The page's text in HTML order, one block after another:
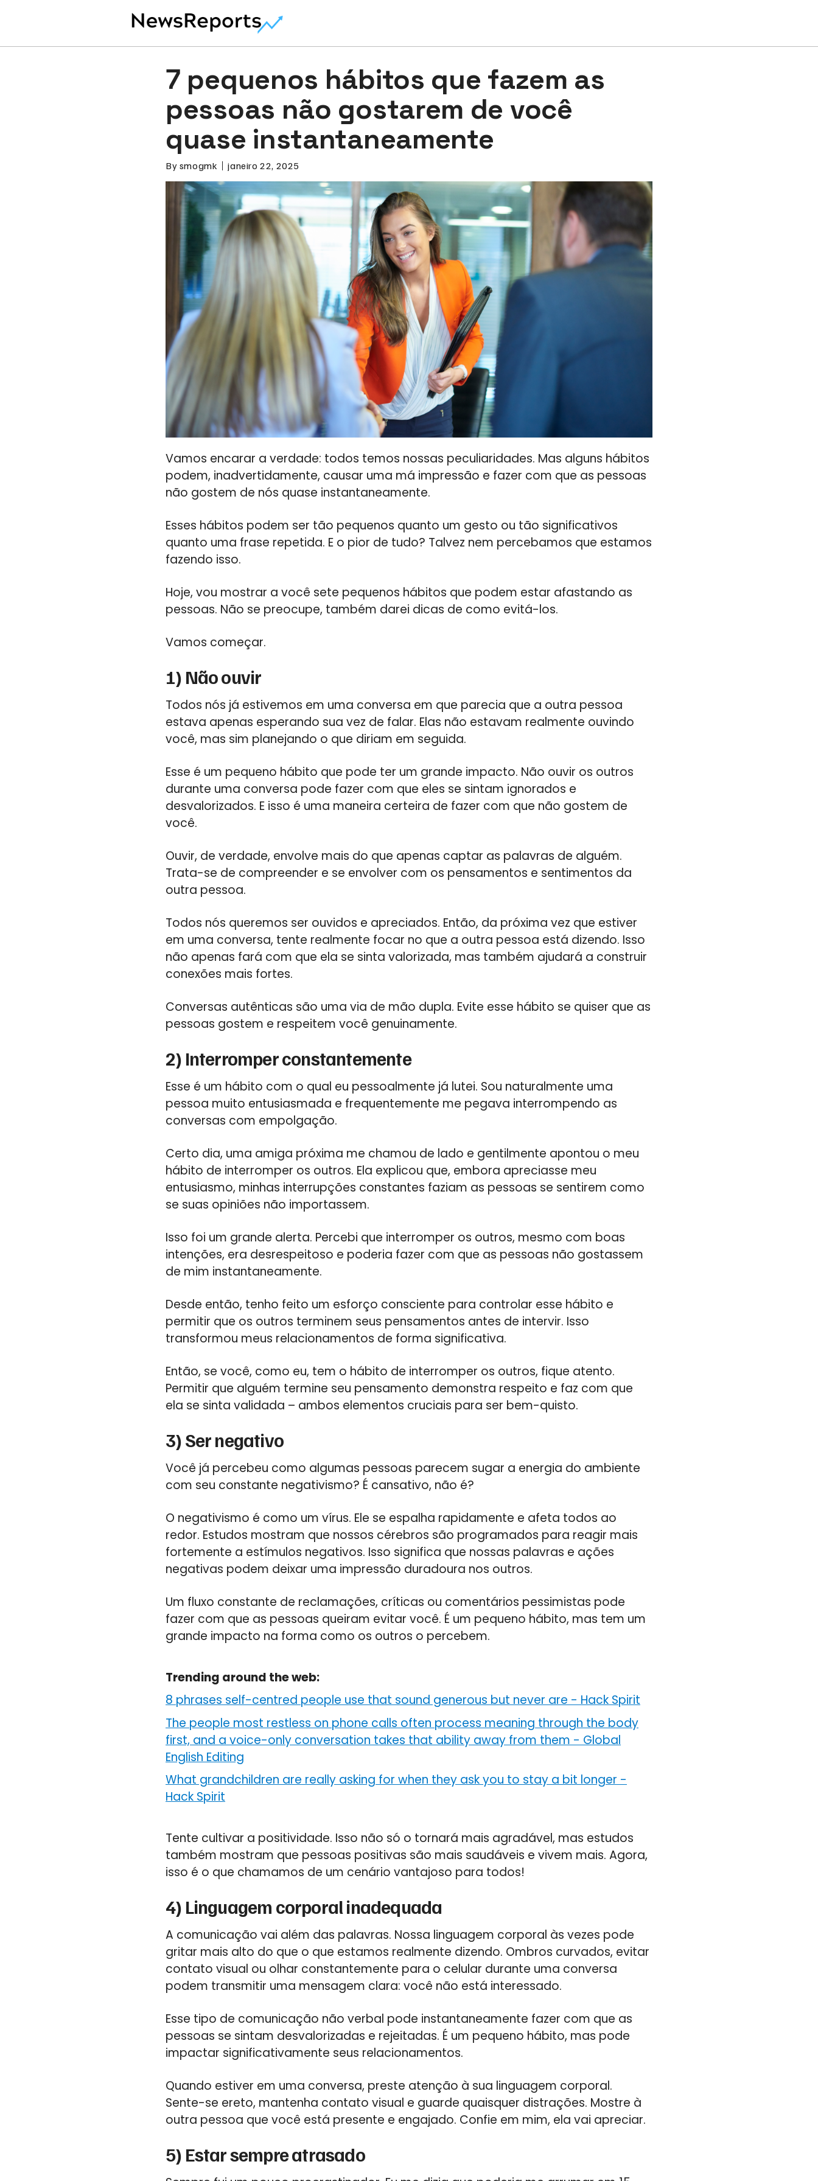
7 pequenos hábitos que fazem as
pessoas não gostarem de você
quase instantaneamente
By smogmk janeiro 22, 2025
Vamos encarar a verdade: todos temos nossas peculiaridades. Mas alguns hábitos
podem, inadvertidamente, causar uma má impressão e fazer com que as pessoas
não gostem de nós quase instantaneamente.
Esses hábitos podem ser tão pequenos quanto um gesto ou tão significativos
quanto uma frase repetida. E o pior de tudo? Talvez nem percebamos que estamos
fazendo isso.
Hoje, vou mostrar a você sete pequenos hábitos que podem estar afastando as
pessoas. Não se preocupe, também darei dicas de como evitá-los.
Vamos começar.
1) Não ouvir
Todos nós já estivemos em uma conversa em que parecia que a outra pessoa
estava apenas esperando sua vez de falar. Elas não estavam realmente ouvindo
você, mas sim planejando o que diriam em seguida.
Esse é um pequeno hábito que pode ter um grande impacto. Não ouvir os outros
durante uma conversa pode fazer com que eles se sintam ignorados e
desvalorizados. E isso é uma maneira certeira de fazer com que não gostem de
você.
Ouvir, de verdade, envolve mais do que apenas captar as palavras de alguém.
Trata-se de compreender e se envolver com os pensamentos e sentimentos da
outra pessoa.
Todos nós queremos ser ouvidos e apreciados. Então, da próxima vez que estiver
em uma conversa, tente realmente focar no que a outra pessoa está dizendo. Isso
não apenas fará com que ela se sinta valorizada, mas também ajudará a construir
conexões mais fortes.
Conversas autênticas são uma via de mão dupla. Evite esse hábito se quiser que as
pessoas gostem e respeitem você genuinamente.
2) Interromper constantemente
Esse é um hábito com o qual eu pessoalmente já lutei. Sou naturalmente uma
pessoa muito entusiasmada e frequentemente me pegava interrompendo as
conversas com empolgação.
Certo dia, uma amiga próxima me chamou de lado e gentilmente apontou o meu
hábito de interromper os outros. Ela explicou que, embora apreciasse meu
entusiasmo, minhas interrupções constantes faziam as pessoas se sentirem como
se suas opiniões não importassem.
Isso foi um grande alerta. Percebi que interromper os outros, mesmo com boas
intenções, era desrespeitoso e poderia fazer com que as pessoas não gostassem
de mim instantaneamente.
Desde então, tenho feito um esforço consciente para controlar esse hábito e
permitir que os outros terminem seus pensamentos antes de intervir. Isso
transformou meus relacionamentos de forma significativa.
Então, se você, como eu, tem o hábito de interromper os outros, fique atento.
Permitir que alguém termine seu pensamento demonstra respeito e faz com que
ela se sinta validada – ambos elementos cruciais para ser bem-quisto.
3) Ser negativo
Você já percebeu como algumas pessoas parecem sugar a energia do ambiente
com seu constante negativismo? É cansativo, não é?
O negativismo é como um vírus. Ele se espalha rapidamente e afeta todos ao
redor. Estudos mostram que nossos cérebros são programados para reagir mais
fortemente a estímulos negativos. Isso significa que nossas palavras e ações
negativas podem deixar uma impressão duradoura nos outros.
Um fluxo constante de reclamações, críticas ou comentários pessimistas pode
fazer com que as pessoas queiram evitar você. É um pequeno hábito, mas tem um
grande impacto na forma como os outros o percebem.
Trending around the web:
8 phrases self-centred people use that sound generous but never are - Hack Spirit
The people most restless on phone calls often process meaning through the body
first, and a voice-only conversation takes that ability away from them - Global
English Editing
What grandchildren are really asking for when they ask you to stay a bit longer -
Hack Spirit
Tente cultivar a positividade. Isso não só o tornará mais agradável, mas estudos
também mostram que pessoas positivas são mais saudáveis e vivem mais. Agora,
isso é o que chamamos de um cenário vantajoso para todos!
4) Linguagem corporal inadequada
A comunicação vai além das palavras. Nossa linguagem corporal às vezes pode
gritar mais alto do que o que estamos realmente dizendo. Ombros curvados, evitar
contato visual ou olhar constantemente para o celular durante uma conversa
podem transmitir uma mensagem clara: você não está interessado.
Esse tipo de comunicação não verbal pode instantaneamente fazer com que as
pessoas se sintam desvalorizadas e rejeitadas. É um pequeno hábito, mas pode
impactar significativamente seus relacionamentos.
Quando estiver em uma conversa, preste atenção à sua linguagem corporal.
Sente-se ereto, mantenha contato visual e guarde quaisquer distrações. Mostre à
outra pessoa que você está presente e engajado. Confie em mim, ela vai apreciar.
5) Estar sempre atrasado